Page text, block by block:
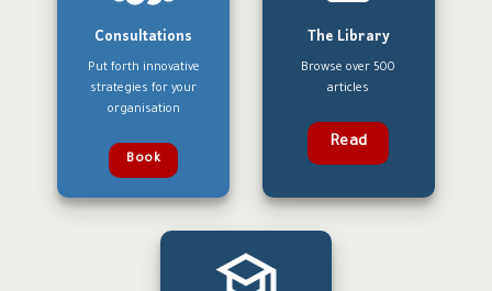
The Library
Browse over 500
articles
Read
Consultations
Put forth innovative
strategies for your
organisation
Book